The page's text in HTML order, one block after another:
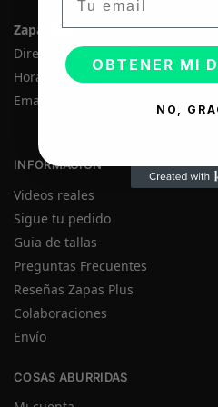
ZapasPlus
Dirección: Madrid, España
Horario: Online 24/7
Email:
INFORMACIÓN
Videos reales
Sigue tu pedido
Guia de tallas
Preguntas Frecuentes
Reseñas Zapas Plus
Colaboraciones
Envío
COSAS ABURRIDAS
OBTENER MI
NO,